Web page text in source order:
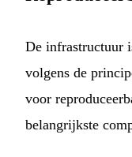
De infrastructuur
volgens de
voor
belangrijkste